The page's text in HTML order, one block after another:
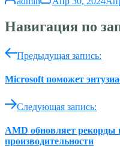
Навигация по
Предыдущая запись:
Microsoft поможет
Следующая запись:
AMD обновляет рекорды
производительности